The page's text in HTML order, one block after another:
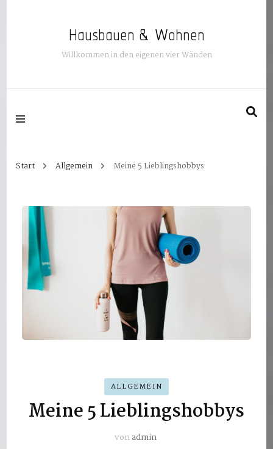
Hausbauen & Wohnen
Willkommen in den eigenen vier Wänden
Start Allgemein Meine 5 Lieblingshobbys
ALLGEMEIN
Meine 5 Lieblingshobbys
vonadmin